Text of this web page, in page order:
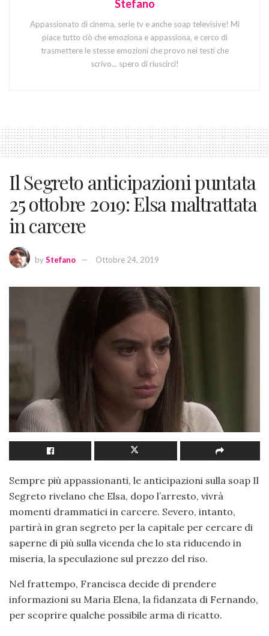
Stefano
Appassionato di cinema, serie tv e anche soap televisive! Mi
piace tutto ciò che emoziona e appassiona, e cerco di
trasmettere le stesse emozioni che provo nei testi che
scrivo... spero di riuscirci!
Il Segreto anticipazioni puntata
25 ottobre 2019: Elsa maltrattata
in carcere
byStefano Ottobre 24, 2019
Sempre più appassionanti, le anticipazioni sulla soap Il
Segreto rivelano che Elsa, dopo l’arresto, vivrà
momenti drammatici in carcere. Severo, intanto,
partirà in gran segreto per la capitale per cercare di
saperne di più sulla vicenda che lo sta riducendo in
miseria, la speculazione sul prezzo del riso.
Nel frattempo, Francisca decide di prendere
informazioni su Maria Elena, la fidanzata di Fernando,
per scoprire qualche possibile arma di ricatto.